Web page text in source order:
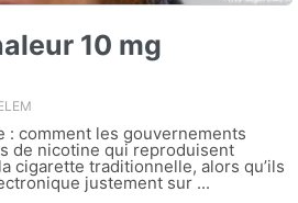
10 mg
: comment les gouvernements
de nicotine qui reproduisent
cigarette traditionnelle, alors qu’ils
justement sur ...